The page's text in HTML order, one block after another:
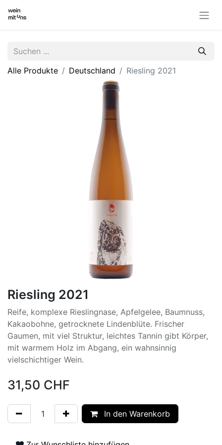
Alle Produkte Deutschland Riesling 2021
Riesling 2021
Reife, komplexe Rieslingnase, Apfelgelee, Baumnuss,
Kakaobohne, getrocknete Lindenblüte. Frischer
Gaumen, mit viel Struktur, leichtes Tannin gibt Körper,
mit warmem Holz im Abgang, ein wahnsinnig
vielschichtiger Wein.
31,50 CHF
In den Warenkorb